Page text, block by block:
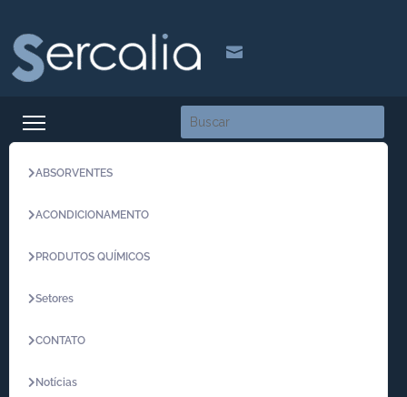

ABSORVENTES
ACONDICIONAMENTO
PRODUTOS QUÍMICOS
Setores
CONTATO
Notícias